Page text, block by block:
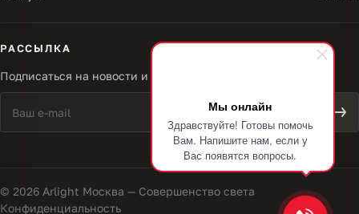
Мы онлайн
Здравствуйте! Готовы помочь
Вам. Напишите нам, если у
Вас появятся вопросы.
РАССЫЛКА
Подписаться на новости и акции
© 2026 Arlight Москва — Совершенство света
Конфиденциальность